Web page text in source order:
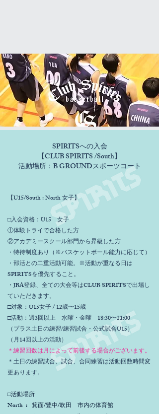
​SPIRITSへの入会
【CLUB SPIRITS /South】
​活動場所：B GROUNDスポーツコート
【U15/South : North 女子】
□入会資格：U15 女子
①体験トライで合格した方
②アカデミースクール部門から昇級した方
・特待制度あり（※バスケットボール能力に応じて）
・部活との二重活動可能。※活動が重なる日は
SPIRITSを優先すること。
・JBA登録、全ての大会等はCLUB SPIRITSで出場し
ていただきます。
□対象：U15女子 / 12歳〜15歳
□活動：週3回以上 水曜・金曜 18:30〜21:00
（プラス土日の練習/練習試合・公式試合U15）
（月14回以上の活動）
＊練習回数は月によって前後する場合がございます。
＊土日の練習試合、試合、合同練習は活動回数時間変
更あります。
□活動場所
North : 箕面/豊中/吹田 市内の体育館